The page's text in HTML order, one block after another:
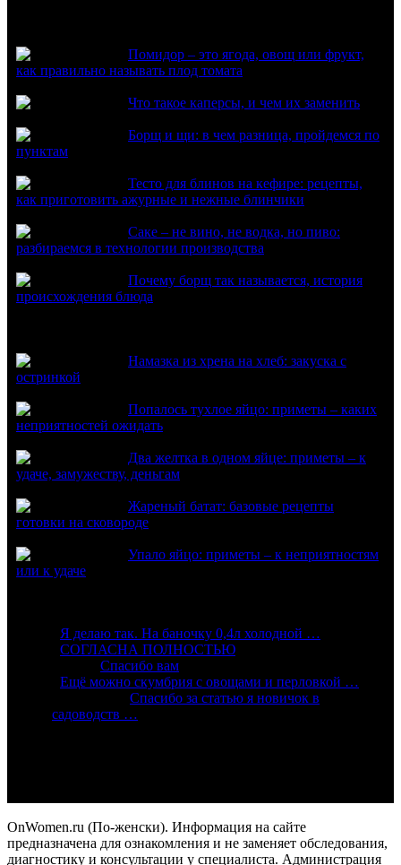
Помидор – это ягода, овощ или фрукт,
как правильно называть плод томата
Что такое каперсы, и чем их заменить
Борщ и щи: в чем разница, пройдемся по
пунктам
Тесто для блинов на кефире: рецепты,
как приготовить ажурные и нежные блинчики
Саке – не вино, не водка, но пиво:
разбираемся в технологии производства
Почему борщ так называется, история
происхождения блюда
Намазка из хрена на хлеб: закуска с
остринкой
Попалось тухлое яйцо: приметы – каких
неприятностей ожидать
Два желтка в одном яйце: приметы – к
удаче, замужеству, деньгам
Жареный батат: базовые рецепты
готовки на сковороде
Упало яйцо: приметы – к неприятностям
или к удаче
Я делаю так. На баночку 0,4л холодной …
СОГЛАСНА ПОЛНОСТЬЮ
Спасибо вам
Ещё можно скумбрия с овощами и перловкой …
Спасибо за статью я новичок в
садоводств …
OnWomen.ru (По-женски). Информация на сайте
предназначена для ознакомления и не заменяет обследования,
диагностику и консультации у специалиста. Администрация